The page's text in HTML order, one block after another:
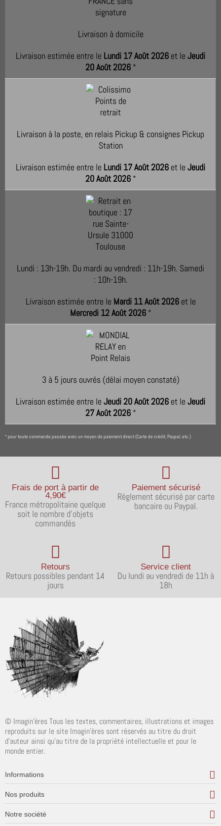
Livraison à domicile
Livraison estimée entre le Lundi 17 Août 2026 et le Jeudi
20 Août 2026 *
Livraison à la poste, en relais Pickup & consignes Pickup
Station
Livraison estimée entre le Lundi 17 Août 2026 et le Jeudi
20 Août 2026 *
Lundi : 13h-19h. Du mardi au vendredi : 11h-19h. Samedi
: 10h-19h.
Livraison estimée entre le Mardi 11 Août 2026et le
Mercredi 12 Août 2026 *
3 à 5 jours ouvrés (délai moyen constaté)
Livraison estimée entre le Jeudi 20 Août 2026 et le Jeudi
27 Août 2026 *
* pour toute commande passée avec un moyen de paiement direct (Carte de crédit, Paypal, etc.)
Frais de port à partir de
4,90€
France métropolitaine quelque
soit le nombre d'objets
commandés
Paiement sécurisé
Règlement sécurisé par carte
bancaire ou Paypal.
Retours
Retours possibles pendant 14
jours
Service client
Du lundi au vendredi de 11h à
18h
© Imagin'ères Tous les textes, commentaires, illustrations et images
reproduits sur le site Imagin'ères sont réservés au titre du droit
d'auteur ainsi qu'au titre de la propriété intellectuelle et pour le
monde entier.
Informations
Nos produits
Notre société